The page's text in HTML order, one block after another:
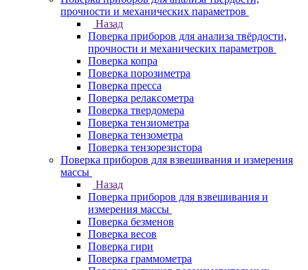
прочности и механических параметров
Назад
Поверка приборов для анализа твёрдости,
прочности и механических параметров
Поверка копра
Поверка порозиметра
Поверка пресса
Поверка релаксометра
Поверка твердомера
Поверка тензиометра
Поверка тензометра
Поверка тензорезистора
Поверка приборов для взвешивания и измерения
массы
Назад
Поверка приборов для взвешивания и
измерения массы
Поверка безменов
Поверка весов
Поверка гири
Поверка граммометра